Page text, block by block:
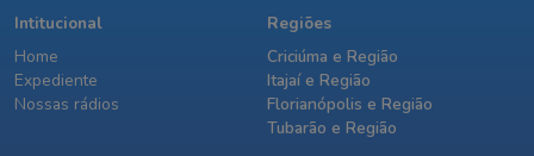
Intitucional
Home
Expediente
Nossas rádios
Regiões
Criciúma e Região
Itajaí e Região
Florianópolis e Região
Tubarão e Região